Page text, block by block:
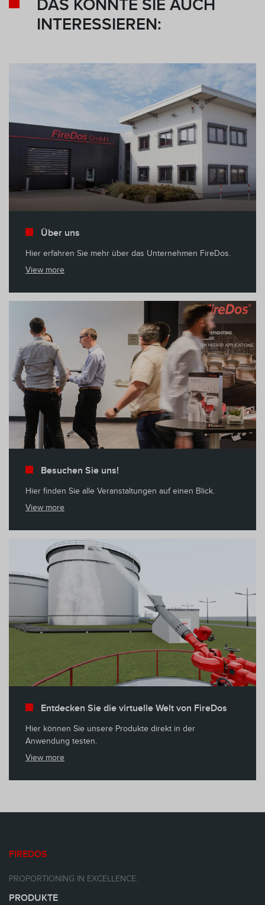
DAS KÖNNTE SIE AUCH
INTERESSIEREN:
Über uns
Hier erfahren Sie mehr über das Unternehmen FireDos.
View more
Besuchen Sie uns!
Hier finden Sie alle Veranstaltungen auf einen Blick.
View more
Entdecken Sie die virtuelle Welt von FireDos
Hier können Sie unsere Produkte direkt in der
Anwendung testen.
View more
FIREDOS
PROPORTIONING IN EXCELLENCE.
PRODUKTE